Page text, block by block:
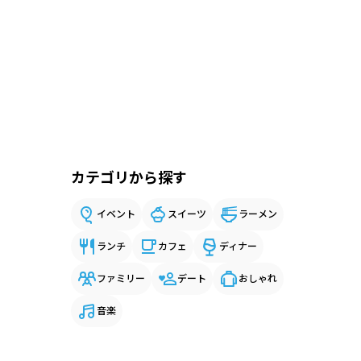
カテゴリから探す
イベント スイーツ ラーメン
ランチ カフェ ディナー
ファミリー デート おしゃれ
音楽